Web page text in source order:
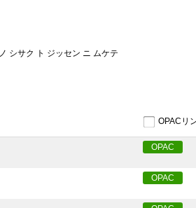
シサク ト ジッセン ニ ムケテ
OPACリ
OPAC
OPAC